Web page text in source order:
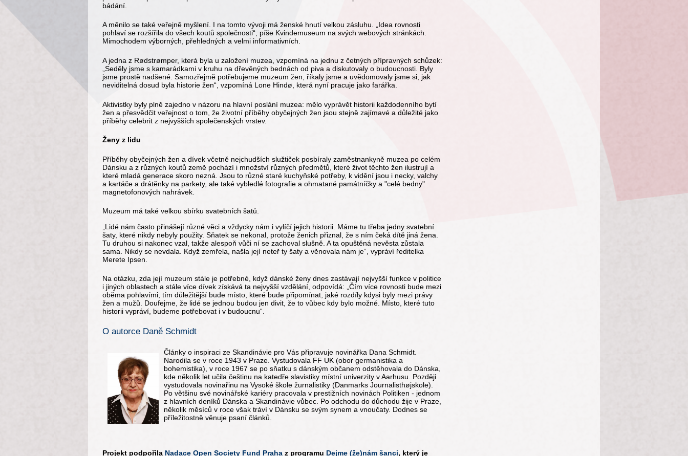
bádání.
A měnilo se také veřejně myšlení. I na tomto vývoji má ženské hnutí velkou zásluhu. „Idea rovnosti
pohlaví se rozšířila do všech koutů společnosti“, píše Kvindemuseum na svých webových stránkách.
Mimochodem výborných, přehledných a velmi informativních.
A jedna z Rødstrømper, která byla u založení muzea, vzpomíná na jednu z četných přípravných schůzek:
„Seděly jsme s kamarádkami v kruhu na dřevěných bednách od piva a diskutovaly o budoucnosti. Byly
jsme prostě nadšené. Samozřejmě potřebujeme muzeum žen, říkaly jsme a uvědomovaly jsme si, jak
neviditelná dosud byla historie žen“, vzpomíná Lone Hindø, která nyní pracuje jako farářka.
Aktivistky byly plně zajedno v názoru na hlavní poslání muzea: mělo vyprávět historii každodenního bytí
žen a přesvědčit veřejnost o tom, že životní příběhy obyčejných žen jsou stejně zajímavé a důležité jako
příběhy celebrit z nejvyšších společenských vrstev.
Ženy z lidu
Příběhy obyčejných žen a dívek včetně nejchudších služtiček posbíraly zaměstnankyně muzea po celém
Dánsku a z různých koutů země pochází i množství různých předmětů, které život těchto žen ilustrují a
které mladá generace skoro nezná. Jsou to různé staré kuchyňské potřeby, k vidění jsou i necky, valchy
a kartáče a drátěnky na parkety, ale také vybledlé fotografie a ohmatané památníčky a "celé bedny"
magnetofonových nahrávek.
Muzeum má také velkou sbírku svatebních šatů.
„Lidé nám často přinášejí různé věci a vždycky nám i vylíčí jejich historii. Máme tu třeba jedny svatební
šaty, které nikdy nebyly použity. Sňatek se nekonal, protože ženich přiznal, že s ním čeká dítě jiná žena.
Tu druhou si nakonec vzal, takže alespoň vůči ní se zachoval slušně. A ta opuštěná nevěsta zůstala
sama. Nikdy se nevdala. Když zemřela, našla její neteř ty šaty a věnovala nám je“, vypráví ředitelka
Merete Ipsen.
Na otázku, zda její muzeum stále je potřebné, když dánské ženy dnes zastávají nejvyšší funkce v politice
i jiných oblastech a stále více dívek získává ta nejvyšší vzdělání, odpovídá: „Čím více rovnosti bude mezi
oběma pohlavími, tím důležitější bude místo, které bude připomínat, jaké rozdíly kdysi byly mezi právy
žen a mužů. Doufejme, že lidé se jednou budou jen divit, že to vůbec kdy bylo možné. Místo, které tuto
historii vypráví, budeme potřebovat i v budoucnu“.
O autorce Daně Schmidt
Články o inspiraci ze Skandinávie pro Vás připravuje novinářka Dana Schmidt.
Narodila se v roce 1943 v Praze. Vystudovala FF UK (obor germanistika a
bohemistika), v roce 1967 se po sňatku s dánským občanem odstěhovala do Dánska,
kde několik let učila češtinu na katedře slavistiky místní univerzity v Aarhusu. Později
vystudovala novinařinu na Vysoké škole žurnalistiky (Danmarks Journalisthøjskole).
Po většinu své novinářské kariéry pracovala v prestižních novinách Politiken - jednom
z hlavních deníků Dánska a Skandinávie vůbec. Po odchodu do důchodu žije v Praze,
několik měsíců v roce však tráví v Dánsku se svým synem a vnoučaty. Dodnes se
příležitostně věnuje psaní článků.
Projekt podpořila Nadace Open Society Fund Praha z programu Dejme (že)nám šanci, který je